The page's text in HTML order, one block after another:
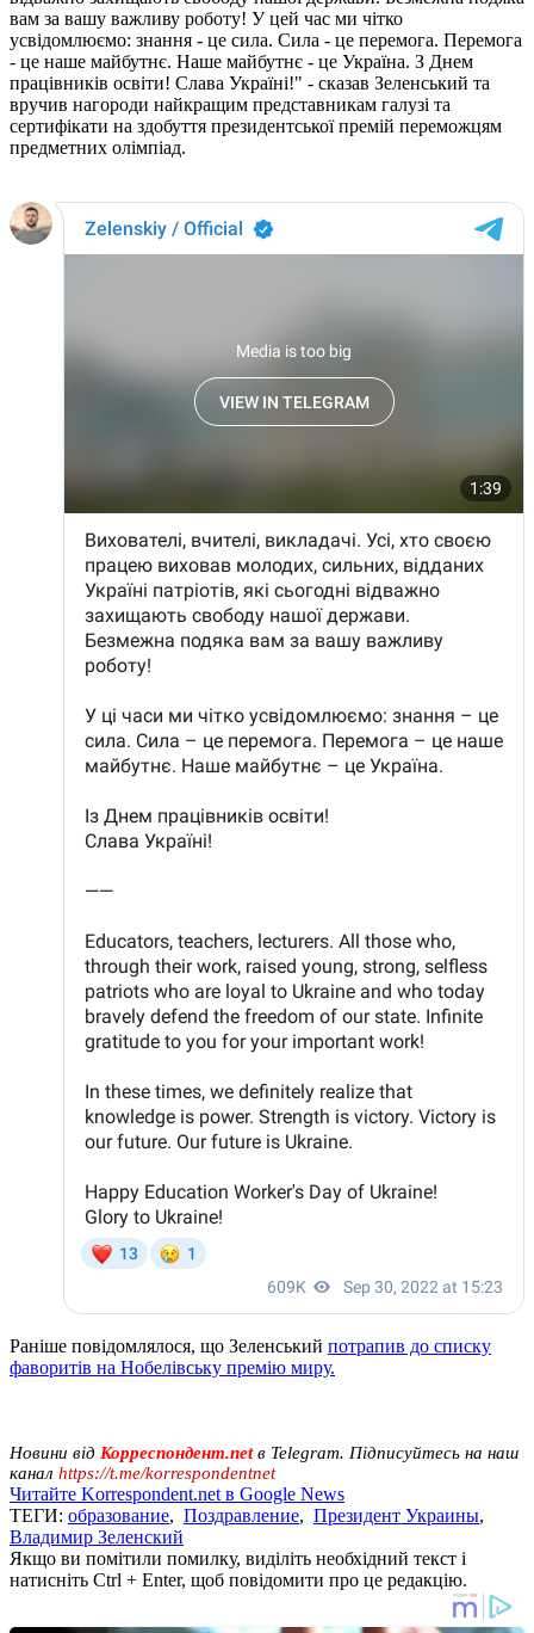
вам за вашу важливу роботу! У цей час ми чітко
усвідомлюємо: знання - це сила. Сила - це перемога. Перемога
- це наше майбутнє. Наше майбутнє - це Україна. З Днем
працівників освіти! Слава Україні!" - сказав Зеленський та
вручив нагороди найкращим представникам галузі та
сертифікати на здобуття президентської премій переможцям
предметних олімпіад.
Раніше повідомлялося, що Зеленський потрапив до списку
фаворитів на Нобелівську премію миру.
Новини від Корреспондент.netв Telegram. Підписуйтесь на наш
канал https://t.me/korrespondentnet
Читайте Korrespondent.net в Google News
ТЕГИ: образование, Поздравление, Президент Украины,
Владимир Зеленский
Якщо ви помітили помилку, виділіть необхідний текст і
натисніть Ctrl + Enter, щоб повідомити про це редакцію.